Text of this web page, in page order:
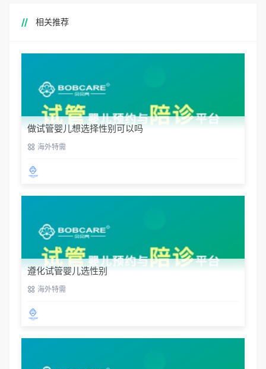
相关推荐
做试管婴儿想选择性别可以吗
海外特需
遵化试管婴儿选性别
海外特需